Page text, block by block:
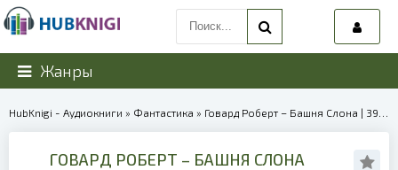
Жанры
HubKnigi - Аудиокниги » Фантастика » Говард Роберт – Башня Слона | 39988
ГОВАРД РОБЕРТ – БАШНЯ СЛОНА